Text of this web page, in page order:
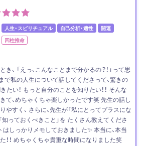
人生・スピリチュアル 自己分析・適性 開運
四柱推命
、 「えっ、こんなことまで分かるの？！」って思
で私の人生について話してくださって、驚きの
たい！ もっと自分のことを知りたい！！ そんな
て、めちゃくちゃ楽しかったです笑 先生の話し
すく、 さらに、先生が「私にとってプラスにな
知っておくべきこと」を たくさん教えてくださ
はしっかりメモしておきました✨ 本当に、本当
！！ めちゃくちゃ貴重な時間になりました笑